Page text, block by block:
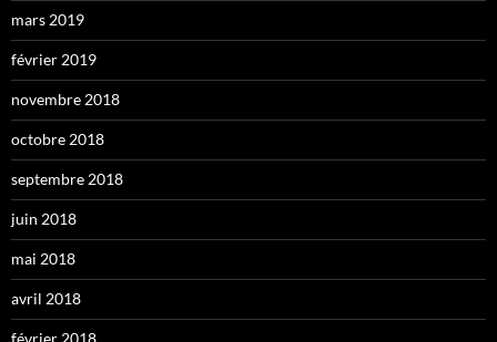
mars 2019
février 2019
novembre 2018
octobre 2018
septembre 2018
juin 2018
mai 2018
avril 2018